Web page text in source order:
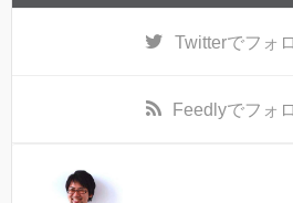
Twitterでフォ
Feedlyでフォ